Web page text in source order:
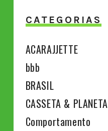
CATEGORIAS
ACARAJJETTE
bbb
BRASIL
CASSETA & PLANETA
Comportamento